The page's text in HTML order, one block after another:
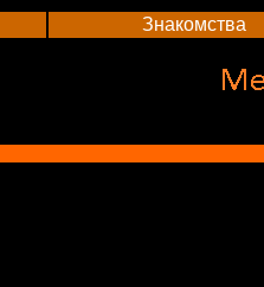
Знакомства